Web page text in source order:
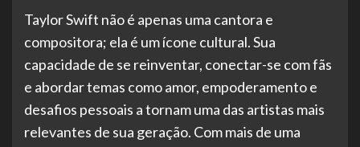
Taylor Swift não é apenas uma cantora e
compositora; ela é um ícone cultural. Sua
capacidade de se reinventar, conectar-se com fãs
e abordar temas como amor, empoderamento e
desafios pessoais a tornam uma das artistas mais
relevantes de sua geração. Com mais de uma